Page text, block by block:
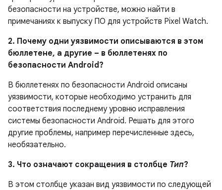
безопасности на устройстве, можно найти в
примечаниях к выпуску ПО для устройств Pixel Watch.
2. Почему одни уязвимости описываются в этом
бюллетене, а другие – в бюллетенях по
безопасности Android?
В бюллетенях по безопасности Android описаны
уязвимости, которые необходимо устранить для
соответствия последнему уровню исправления
системы безопасности Android. Решать для этого
другие проблемы, например перечисленные здесь,
необязательно.
3. Что означают сокращения в столбце Тип?
В этом столбце указан вид уязвимости по следующей